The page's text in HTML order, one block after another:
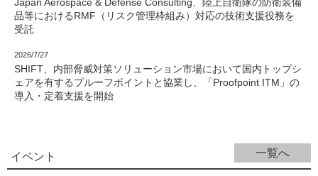
Japan Aerospace & Defense Consulting、陸上自衛隊の防衛装備
品等におけるRMF（リスク管理枠組み）対応の技術支援役務を
受託
2026/7/27
SHIFT、内部脅威対策ソリューション市場において国内トップシ
ェアを有するプルーフポイントと協業し、「Proofpoint ITM」の
導入・定着支援を開始
イベント 一覧へ